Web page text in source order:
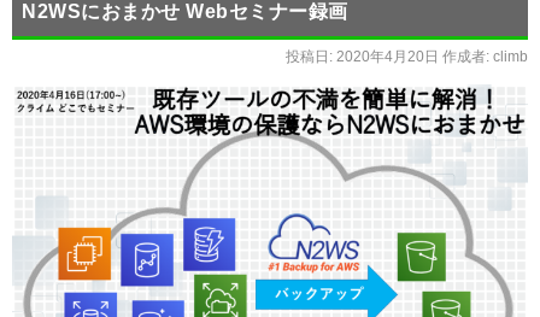
N2WSにおまかせ Webセミナー録画
投稿日: 2020年4月20日 作成者: climb